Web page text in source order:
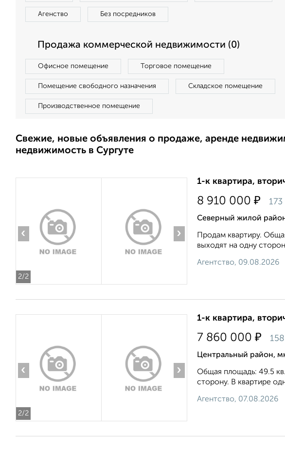
Агенство Без посредников
Продажа коммерческой недвижимости (0)
Офисное помещение Торговое помещение
Помещение свободного назначения Складское помещение
Производственное помещение
Свежие, новые объявления о продаже, аренде
недвижимость в Сургуте
2/2
‹ ›
1-к квартира,
8 910 000 ₽
Северный жилой
Продам квартиру.
выходят на одну
Агентство, 09.08.2026
2/2
‹ ›
1-к квартира,
7 860 000 ₽
Центральный район,
Общая площадь: 49.5
сторону. В квартире
Агентство, 07.08.2026